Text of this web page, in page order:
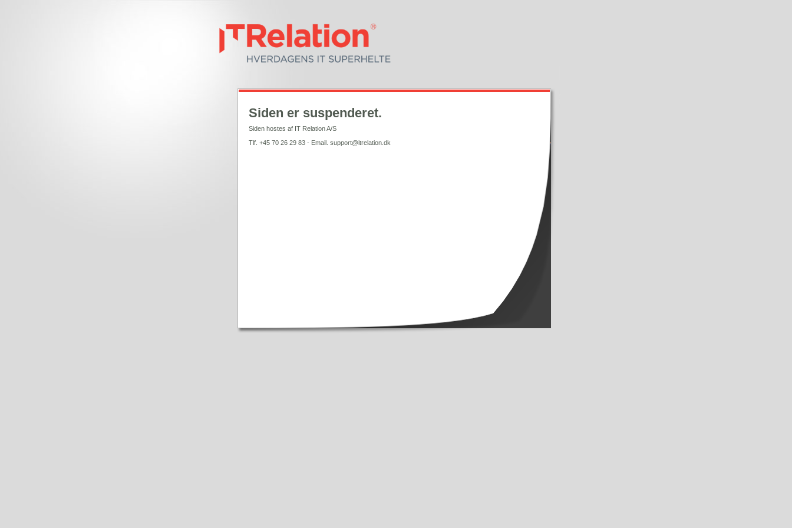
Siden er suspenderet.
Siden hostes af IT Relation A/S
Tlf. +45 70 26 29 83 - Email. support@itrelation.dk